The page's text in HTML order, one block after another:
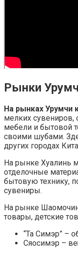
Рынки
На рынках Урумчи
мелких сувениров,
мебели и бытовой
своими шубами.
других городах
На рынке Хуалинь
отделочные
бытовую технику,
сувениры.
На рынке
товары, детские
“Та Симэр” –
Сяосимэр –